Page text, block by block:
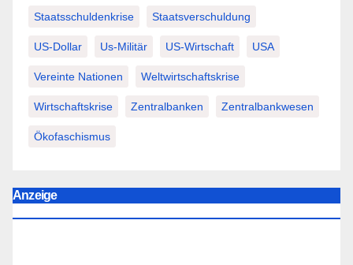
Staatsschuldenkrise Staatsverschuldung
US-Dollar Us-Militär US-Wirtschaft USA
Vereinte Nationen Weltwirtschaftskrise
Wirtschaftskrise Zentralbanken Zentralbankwesen
Ökofaschismus
Anzeige